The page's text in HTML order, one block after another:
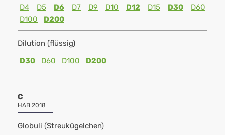
D4
D5 D6 D7 D9 D10 D12 D15 D30
D60
D100
D200
Dilution (flüssig)
D30
D60 D100 D200
C
HAB 2018
Globuli (Streukügelchen)